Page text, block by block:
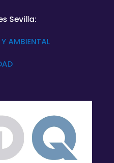
Sevilla:
AMBIENTAL